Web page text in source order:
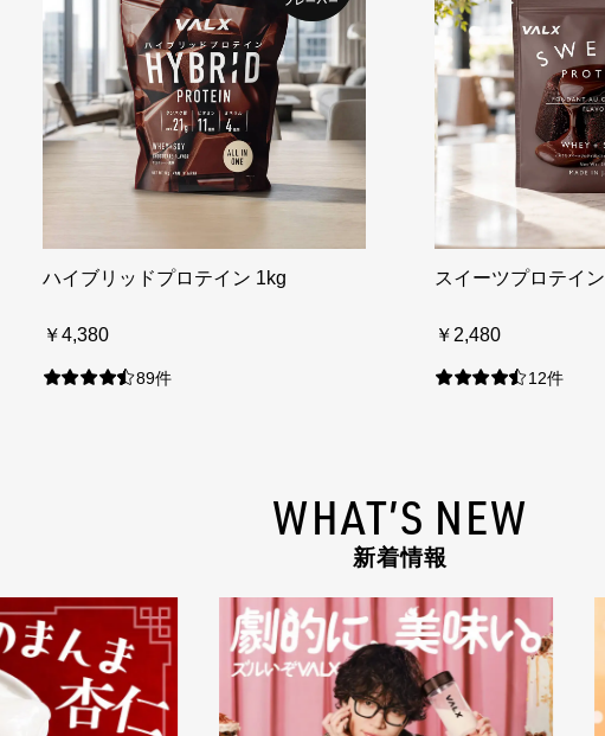
ハイブリッドプロテイン 1kg
￥4,380
89件
スイーツプロテイン
￥2,480
12件
WHAT’S NEW
新着情報